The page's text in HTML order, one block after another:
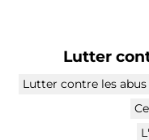
Lutter
Lutter contre les